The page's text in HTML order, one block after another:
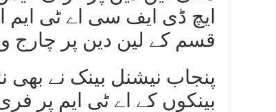
ایچ ڈی ایف سی اے ٹی ایم
قسم کے لین دین پر چارج
پنجاب نیشنل بینک نے بھی